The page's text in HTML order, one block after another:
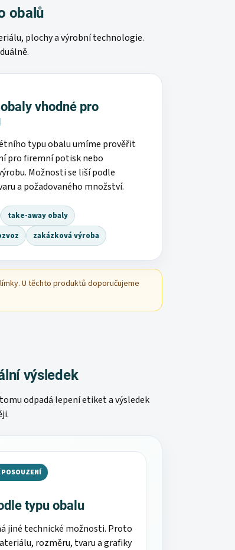
obalů
plochy a výrobní technologie.
vhodné pro
typu obalu umíme prověřit
pro firemní potisk nebo
Možnosti se liší podle
a požadovaného množství.
take-away obaly
zakázková výroba
U těchto produktů doporučujeme
výsledek
odpadá lepení etiket a výsledek
typu obalu
jiné technické možnosti. Proto
rozměru, tvaru a grafiky